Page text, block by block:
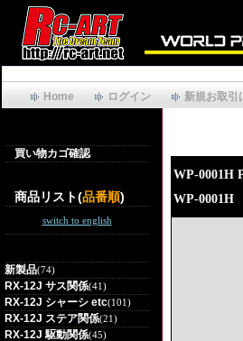
Home ログイン 新規お取引
買い物カゴ確認
商品リスト(品番順)
switch to english
新製品(74)
RX-12J サス関係(41)
RX-12J シャーシ etc(101)
RX-12J ステア関係(21)
RX-12J 駆動関係(45)
WP-0001H
WP-0001H